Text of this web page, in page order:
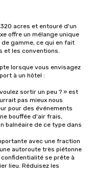
acres et entouré d'un
offre un mélange unique
gamme, ce qui en fait
et les conventions.
lorsque vous envisagez
à un hôtel :
sortir un peu ? » est
pas mieux nous
pour des événements
bouffée d'air frais,
balnéaire de ce type dans
avec une fraction
autoroute très piétonne
se prête à
lieu. Réduisez les